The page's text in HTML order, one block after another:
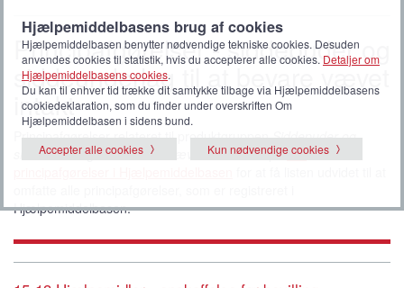
Principafgørelser - siddepuder og
siddeunderlag til at bevare vævet
intakt
Principafgørelser relateret til produktgruppenSiddepuder og
siddeunderlag til at bevare vævet intakt. Klik påalle
Hjælpemiddelbasen.
Hjælpemiddelbasens brug af cookies
Hjælpemiddelbasen benytter nødvendige tekniske cookies. Desuden
anvendes cookies til statistik, hvis du accepterer alle cookies. Detaljer om
Hjælpemiddelbasens cookies.
Du kan til enhver tid trække dit samtykke tilbage via Hjælpemiddelbasens
cookiedeklaration, som du finder under overskriften Om
Hjælpemiddelbasen i sidens bund.
Accepter alle cookies
Kun nødvendige cookies